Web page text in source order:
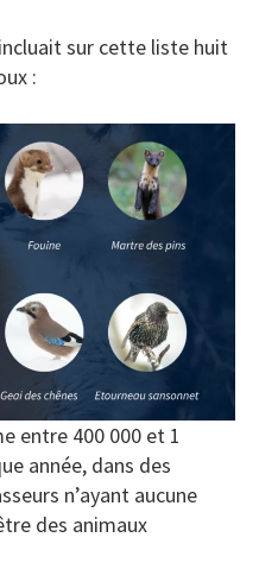
sur cette liste huit
:
entre 400 000 et 1
année, dans des
n’ayant aucune
des animaux